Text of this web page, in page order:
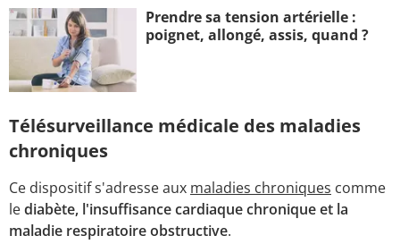
Prendre sa tension artérielle :
poignet, allongé, assis, quand ?
Télésurveillance médicale des maladies
chroniques
Ce dispositif s'adresse aux maladies chroniques comme
lediabète, l'insuffisance cardiaque chronique et la
maladie respiratoire obstructive.